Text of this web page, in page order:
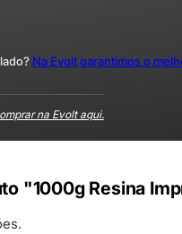
Na Evolt garantimos o
na Evolt aqui.
"1000g Resina